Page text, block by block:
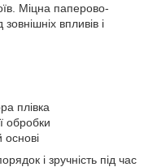
Міцна паперово-
впливів і
плівка
обробки
основі
і зручність під час